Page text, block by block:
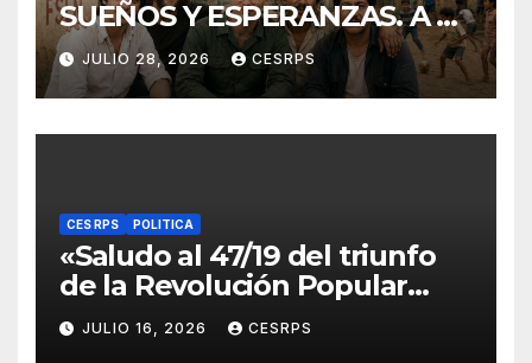
SUEÑOS Y ESPERANZAS. A 40
años de La Zompopera,
donde cayeron nuestros
compañeros
internacionalistas.
JULIO 28, 2026 CESRPS
CES RPS POLITICA
«Saludo al 47/19 del triunfo
de la Revolución Popular
Sandinista : Siempre + allá!»
JULIO 16, 2026 CESRPS